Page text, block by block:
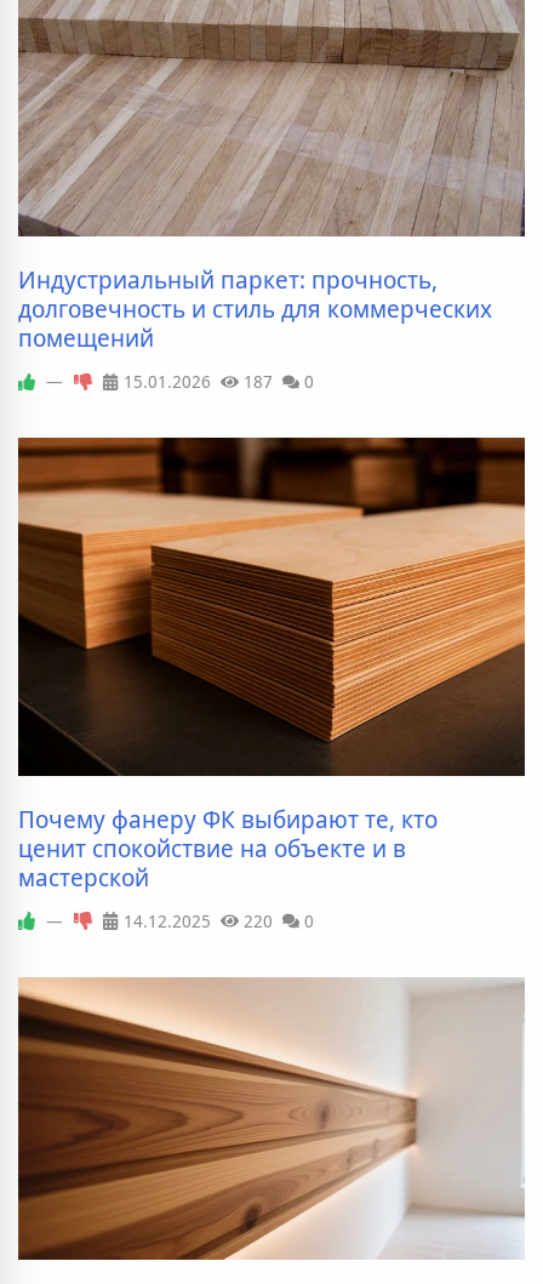
Индустриальный паркет: прочность,
долговечность и стиль для коммерческих
помещений
— 15.01.2026 187 0
Почему фанеру ФК выбирают те, кто
ценит спокойствие на объекте и в
мастерской
— 14.12.2025 220 0